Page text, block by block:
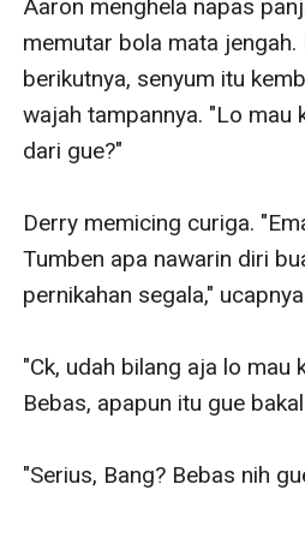
Aaron menghela napas
memutar bola mata jengah.
berikutnya, senyum itu
wajah tampannya. "Lo mau
dari gue?"
Derry memicing curiga.
Tumben apa nawarin diri
pernikahan segala,"
"Ck, udah bilang aja lo mau
Bebas, apapun itu gue
"Serius, Bang? Bebas nih